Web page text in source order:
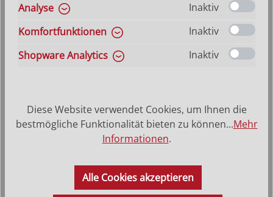
Varianten ab27,90 €
Analyse
Inaktiv
Komfortfunktionen
Inaktiv
Shopware Analytics
Inaktiv
Diese Website verwendet Cookies, um Ihnen die
bestmögliche Funktionalität bieten zu können...Mehr
Informationen.
Alle Cookies akzeptieren